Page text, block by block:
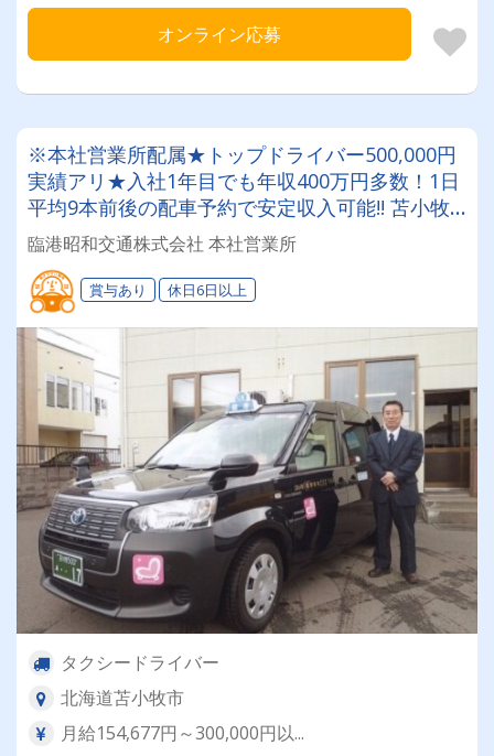
オンライン応募
※本社営業所配属★トップドライバー500,000円
実績アリ★入社1年目でも年収400万円多数！1日
平均9本前後の配車予約で安定収入可能!! 苫小牧
エリアでタクシードライバーにチャレンジしてみ
ませんか？＜未経験者大歓迎＞
臨港昭和交通株式会社 本社営業所
賞与あり 休日6日以上
タクシードライバー
北海道苫小牧市
月給154,677円～300,000円以...